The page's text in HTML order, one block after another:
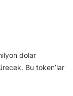
dolar
Bu token’lar